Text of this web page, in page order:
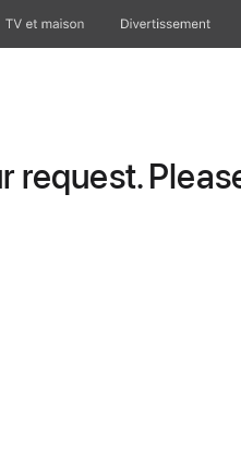
TV et maison Divertissement
request.